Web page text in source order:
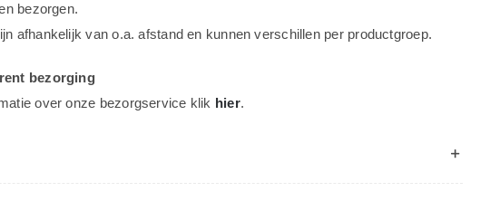
bezorgen.
afhankelijk van o.a. afstand en kunnen verschillen per productgroep.
bezorging
over onze bezorgservice klik hier.